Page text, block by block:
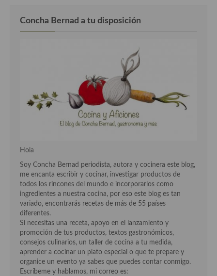
Cocina Madrileña
Cocina Riojana
Cocina Valenciana
Cocina Europea
Cocina Alemana
Cocina Austriaca
Cocina Belga
Cocina Britanica
Cocina Bulgara
Cocina Danesa
Concha Bernad a tu disposición
Hola
Soy Concha Bernad periodista, autora y cocinera este blog,
me encanta escribir y cocinar, investigar productos de
todos los rincones del mundo e incorporarlos como
ingredientes a nuestra cocina, por eso este blog es tan
variado, encontrarás recetas de más de 55 países
diferentes.
Si necesitas una receta, apoyo en el lanzamiento y
promoción de tus productos, textos gastronómicos,
consejos culinarios, un taller de cocina a tu medida,
aprender a cocinar un plato especial o que te prepare y
organice un evento ya sabes que puedes contar conmigo.
Escríbeme y hablamos, mi correo es: